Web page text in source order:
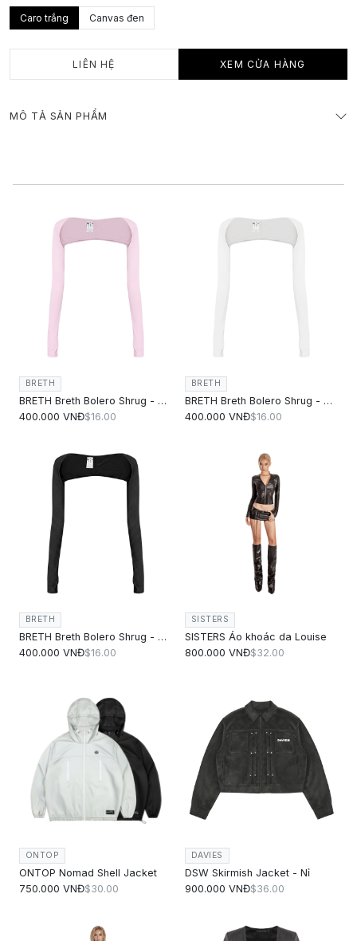
Caro trắng Canvas đen
LIÊN HỆ XEM CỬA HÀNG
MÔ TẢ SẢN PHẨM
BRETH
BRETH Breth Bolero Shrug - Hồng
400.000 VNĐ$16.00
BRETH
BRETH Breth Bolero Shrug - Trắng kem
400.000 VNĐ$16.00
BRETH
BRETH Breth Bolero Shrug - Đen
400.000 VNĐ$16.00
SISTERS
SISTERS Áo khoác da Louise
800.000 VNĐ$32.00
ONTOP
ONTOP Nomad Shell Jacket
750.000 VNĐ$30.00
DAVIES
DSW Skirmish Jacket - Nỉ
900.000 VNĐ$36.00